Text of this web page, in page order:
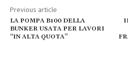
Previous article
LA POMPA B100 DELLA
BUNKER USATA PER LAVORI
“IN ALTA QUOTA”